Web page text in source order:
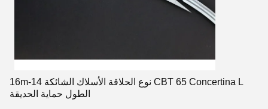
CBT 65 Concertina L نوع الحلاقة الأسلاك الشائكة 14-16m
الطول حماية الحديقة